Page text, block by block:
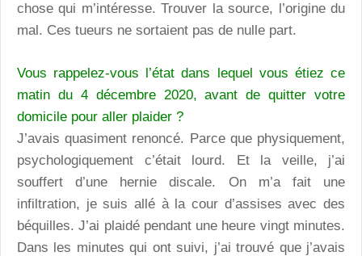
chose qui m’intéresse. Trouver la source, l’origine du
mal. Ces tueurs ne sortaient pas de nulle part.
Vous rappelez-vous l’état dans lequel vous étiez ce
matin du 4 décembre 2020, avant de quitter votre
domicile pour aller plaider ?
J’avais quasiment renoncé. Parce que physiquement,
psychologiquement c’était lourd. Et la veille, j’ai
souffert d’une hernie discale. On m’a fait une
infiltration, je suis allé à la cour d’assises avec des
béquilles. J’ai plaidé pendant une heure vingt minutes.
Dans les minutes qui ont suivi, j’ai trouvé que j’avais